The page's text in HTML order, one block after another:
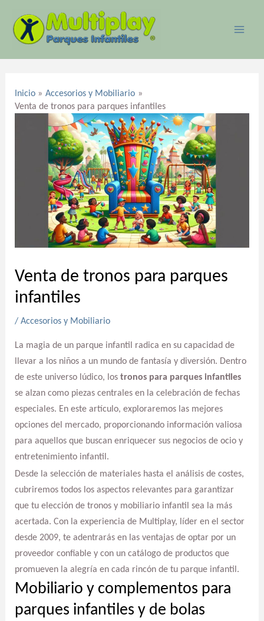
contenido
Inicio
Accesorios y Mobiliario
Venta de tronos para parques infantiles
Venta de tronos para parques
infantiles
/ Accesorios y Mobiliario
La magia de un parque infantil radica en su capacidad de
llevar a los niños a un mundo de fantasía y diversión. Dentro
de este universo lúdico, los tronos para parques infantiles
se alzan como piezas centrales en la celebración de fechas
especiales. En este artículo, exploraremos las mejores
opciones del mercado, proporcionando información valiosa
para aquellos que buscan enriquecer sus negocios de ocio y
entretenimiento infantil.
Desde la selección de materiales hasta el análisis de costes,
cubriremos todos los aspectos relevantes para garantizar
que tu elección de tronos y mobiliario infantil sea la más
acertada. Con la experiencia de Multiplay, líder en el sector
desde 2009, te adentrarás en las ventajas de optar por un
proveedor confiable y con un catálogo de productos que
promueven la alegría en cada rincón de tu parque infantil.
Mobiliario y complementos para
parques infantiles y de bolas
entradas